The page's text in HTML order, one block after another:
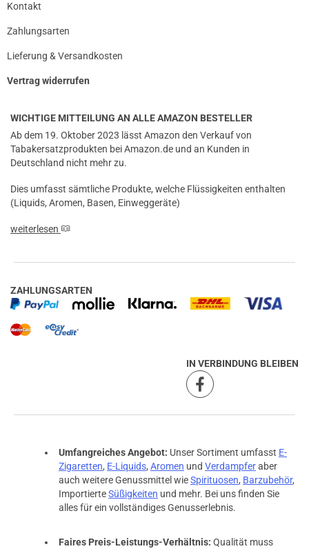
Kontakt
Zahlungsarten
Lieferung & Versandkosten
Vertrag widerrufen
WICHTIGE MITTEILUNG AN ALLE AMAZON BESTELLER
Ab dem 19. Oktober 2023 lässt Amazon den Verkauf von
Tabakersatzprodukten bei Amazon.de und an Kunden in
Deutschland nicht mehr zu.
Dies umfasst sämtliche Produkte, welche Flüssigkeiten enthalten
(Liquids, Aromen, Basen, Einweggeräte)
weiterlesen
ZAHLUNGSARTEN
IN VERBINDUNG BLEIBEN
Umfangreiches Angebot: Unser Sortiment umfasst E-
Zigaretten, E-Liquids, Aromen und Verdampferaber
auch weitere Genussmittel wieSpirituosen, Barzubehör,
ImportierteSüßigkeiten und mehr. Bei uns finden Sie
alles für ein vollständiges Genusserlebnis.
Faires Preis-Leistungs-Verhältnis: Qualität muss